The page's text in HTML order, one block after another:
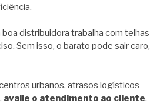
distribuidora trabalha com telhas
Sem isso, o barato pode sair caro,
urbanos, atrasos logísticos
avalie o atendimento ao cliente.